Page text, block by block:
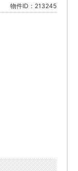
物件ID：213245